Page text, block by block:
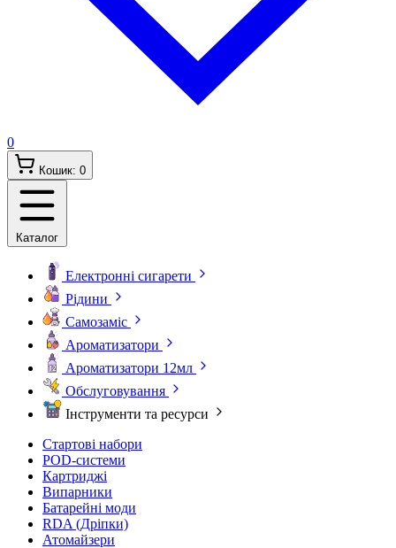
0
Кошик: 0
Каталог
Електронні сигарети
Рідини
Самозаміс
Ароматизатори
Ароматизатори 12мл
Обслуговування
Інструменти та ресурси
Стартові набори
POD-системи
Картриджі
Випарники
Батарейні моди
RDA (Дріпки)
Атомайзери